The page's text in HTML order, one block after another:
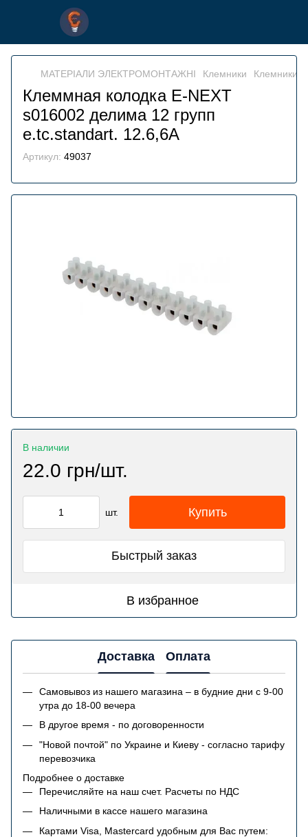
МАТЕРІАЛИ ЭЛЕКТРОМОНТАЖНІ Клемники Клемники
Клеммная колодка E-NEXT
s016002 делима 12 групп
e.tc.standart. 12.6,6A
Артикул: 49037
В наличии
22.0 грн/шт.
шт. Купить
Быстрый заказ
В избранное
Доставка Оплата
Самовывоз из нашего магазина – в будние дни с 9-00
утра до 18-00 вечера
В другое время - по договоренности
"Новой почтой" по Украине и Киеву - согласно тарифу
перевозчика
Подробнее о доставке
Перечисляйте на наш счет. Расчеты по НДС
Наличными в кассе нашего магазина
Картами Visa, Mastercard удобным для Вас путем: